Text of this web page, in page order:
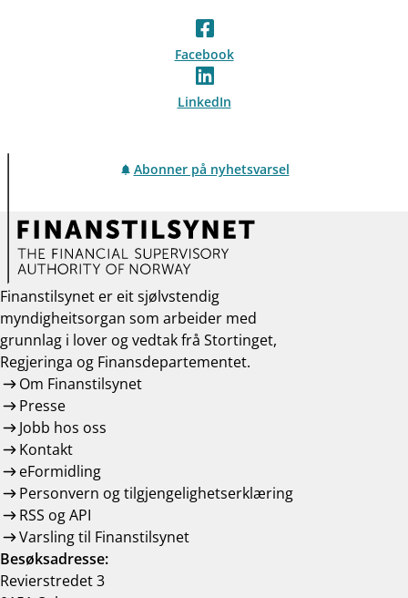
Facebook
LinkedIn
Abonner på nyhetsvarsel
Finanstilsynet er eit sjølvstendig
myndigheitsorgan som arbeider med
grunnlag i lover og vedtak frå Stortinget,
Regjeringa og Finansdepartementet.
Om Finanstilsynet
Presse
Jobb hos oss
Kontakt
eFormidling
Personvern og tilgjengelighetserklæring
RSS og API
Varsling til Finanstilsynet
Besøksadresse:
Revierstredet 3